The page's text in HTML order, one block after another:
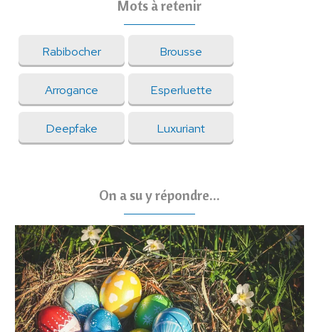
Mots à retenir
Rabibocher Brousse
Arrogance Esperluette
Deepfake Luxuriant
On a su y répondre...